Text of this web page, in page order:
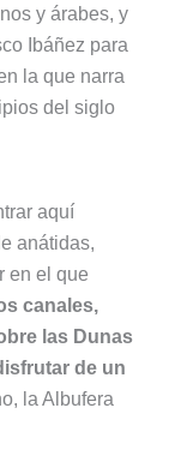
y árabes, y
Ibáñez para
la que narra
del siglo
aquí
anátidas,
en el que
canales,
las Dunas
de un
la Albufera